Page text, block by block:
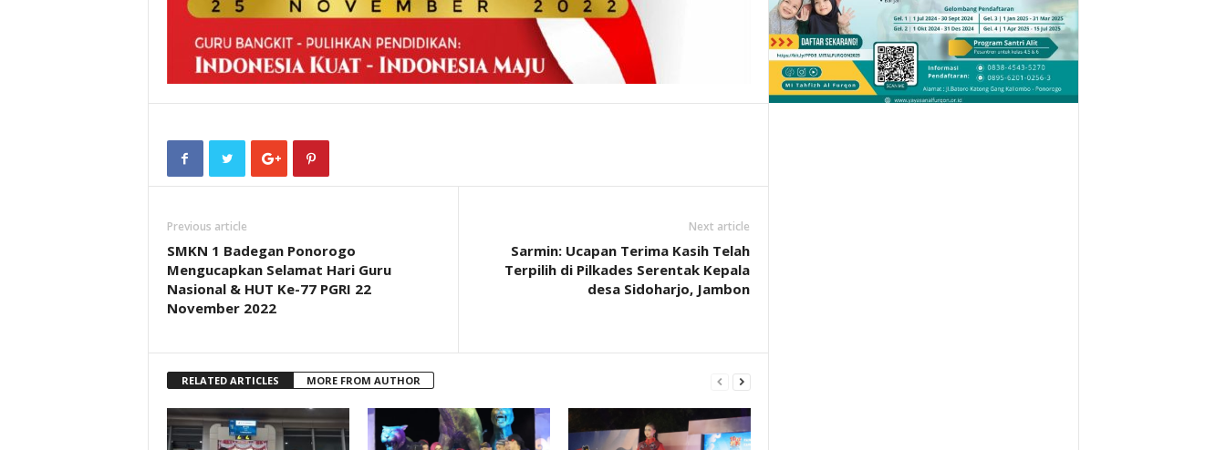
Previous article
SMKN 1 Badegan Ponorogo
Mengucapkan Selamat Hari Guru
Nasional & HUT Ke-77 PGRI 22
November 2022
Next article
Sarmin: Ucapan Terima Kasih Telah
Terpilih di Pilkades Serentak Kepala
desa Sidoharjo, Jambon
RELATED ARTICLES MORE FROM AUTHOR